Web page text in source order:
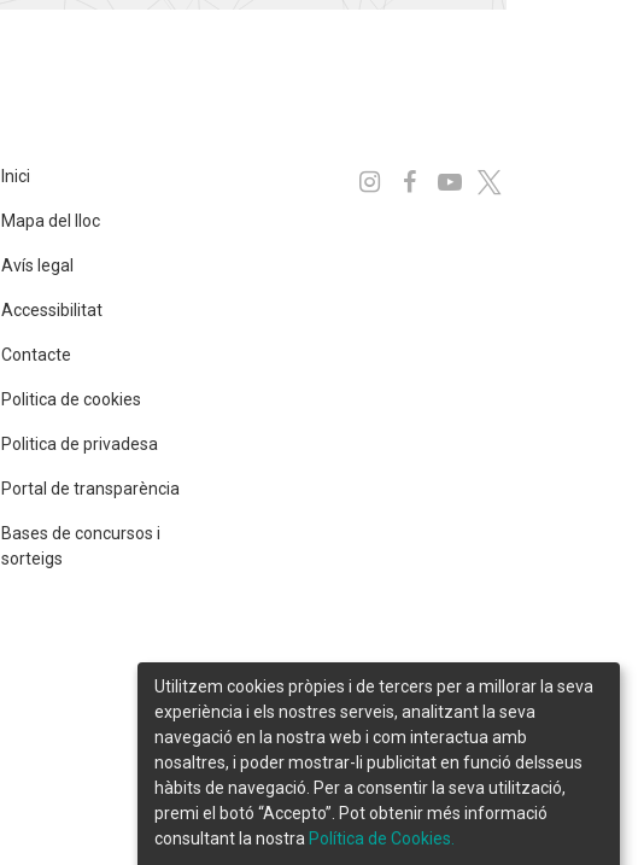
Inici
Mapa del lloc
Avís legal
Accessibilitat
Contacte
Politica de cookies
Politica de privadesa
Portal de transparència
Bases de concursos i
sorteigs
Instagram
Facebook
Youtube
Utilitzem cookies pròpies i de tercers per a millorar la seva
experiència i els nostres serveis, analitzant la seva
navegació en la nostra web i com interactua amb
nosaltres, i poder mostrar-li publicitat en funció delsseus
hàbits de navegació. Per a consentir la seva utilització,
premi el botó “Accepto”. Pot obtenir més informació
consultant la nostra Política de Cookies.